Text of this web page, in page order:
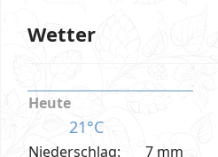
Wetter
Heute
21°C
Niederschlag:
7 mm